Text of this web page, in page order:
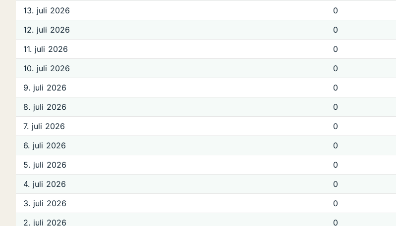
13. juli 2026
0
12. juli 2026
0
11. juli 2026
0
10. juli 2026
0
9. juli 2026
0
8. juli 2026
0
7. juli 2026
0
6. juli 2026
0
5. juli 2026
0
4. juli 2026
0
3. juli 2026
0
2. juli 2026
0